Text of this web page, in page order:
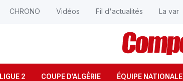
LIGUE 2 COUPE D'ALGÉRIE ÉQUIPE NATIONALE
CHRONO Vidéos Fil d'actualités La var